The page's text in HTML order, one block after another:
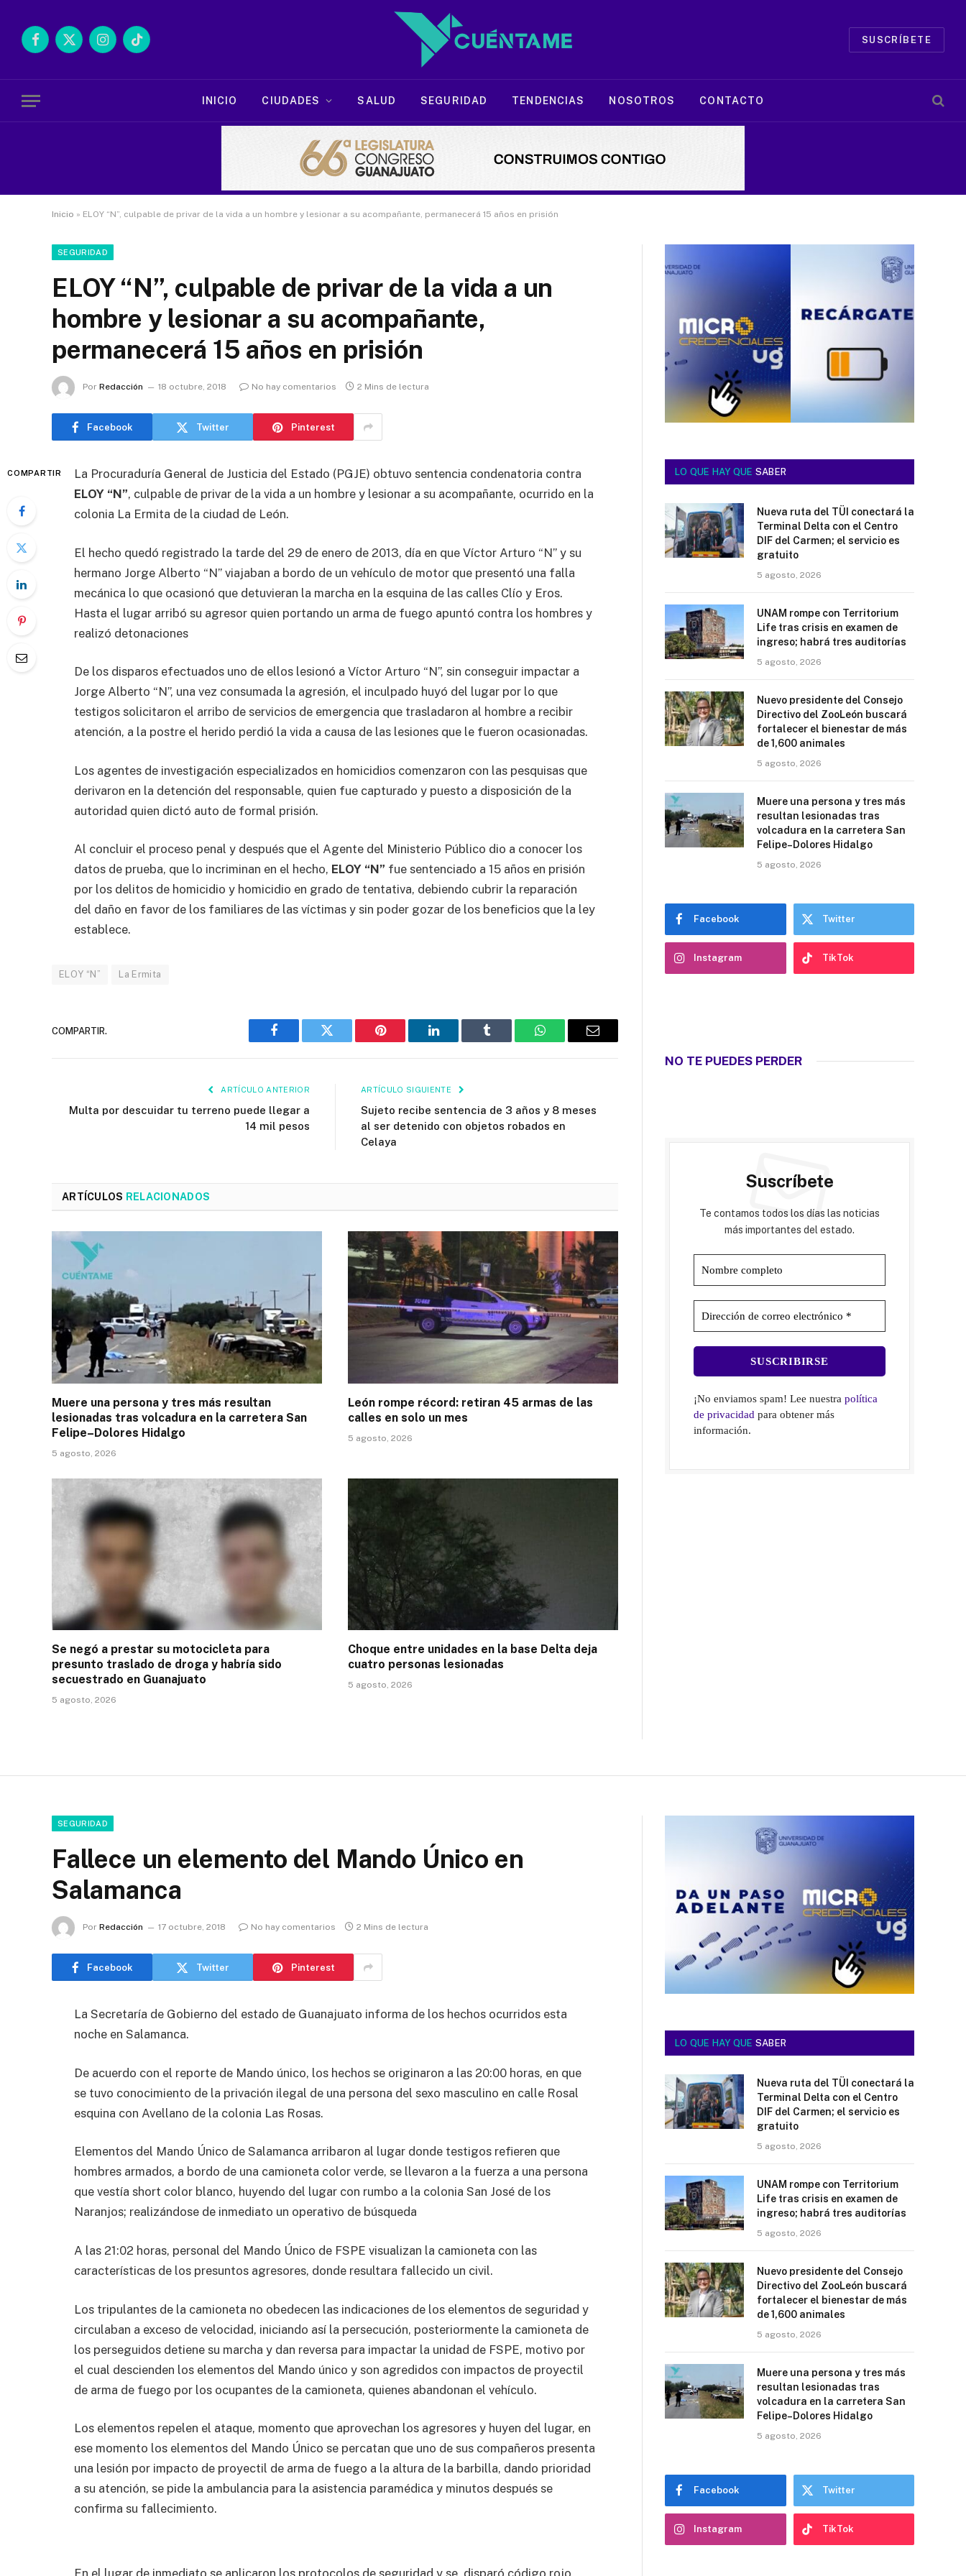
Facebook
X
InstagramTikTok
SUSCRÍBETE
INICIO CIUDADES SALUD SEGURIDAD TENDENCIAS NOSOTROS CONTACTO
Inicio » ELOY “N”, culpable de privar de la vida a un hombre y lesionar a su acompañante, permanecerá 15 años en prisión
SEGURIDAD
ELOY “N”, culpable de privar de la vida a un
hombre y lesionar a su acompañante,
permanecerá 15 años en prisión
Por Redacción 18 octubre, 2018 No hay comentarios 2 Mins de lectura
Facebook Twitter Pinterest
COMPARTIR
La Procuraduría General de Justicia del Estado (PGJE) obtuvo sentencia condenatoria contra
ELOY “N”, culpable de privar de la vida a un hombre y lesionar a su acompañante, ocurrido en la
colonia La Ermita de la ciudad de León.
El hecho quedó registrado la tarde del 29 de enero de 2013, día en que Víctor Arturo “N” y su
hermano Jorge Alberto “N” viajaban a bordo de un vehículo de motor que presentó una falla
mecánica lo que ocasionó que detuvieran la marcha en la esquina de las calles Clío y Eros.
Hasta el lugar arribó su agresor quien portando un arma de fuego apuntó contra los hombres y
realizó detonaciones
De los disparos efectuados uno de ellos lesionó a Víctor Arturo “N”, sin conseguir impactar a
Jorge Alberto “N”, una vez consumada la agresión, el inculpado huyó del lugar por lo que
testigos solicitaron el arribo de servicios de emergencia que trasladaron al hombre a recibir
atención, a la postre el herido perdió la vida a causa de las lesiones que le fueron ocasionadas.
Los agentes de investigación especializados en homicidios comenzaron con las pesquisas que
derivaron en la detención del responsable, quien fue capturado y puesto a disposición de la
autoridad quien dictó auto de formal prisión.
Al concluir el proceso penal y después que el Agente del Ministerio Público dio a conocer los
datos de prueba, que lo incriminan en el hecho, ELOY “N” fue sentenciado a 15 años en prisión
por los delitos de homicidio y homicidio en grado de tentativa, debiendo cubrir la reparación
del daño en favor de los familiares de las víctimas y sin poder gozar de los beneficios que la ley
establece.
ELOY “N” La Ermita
COMPARTIR.
Facebook Twitter Pinterest LinkedIn Tumblr WhatsAppEmail
ARTÍCULO ANTERIOR
Multa por descuidar tu terreno puede llegar a
14 mil pesos
ARTÍCULO SIGUIENTE
Sujeto recibe sentencia de 3 años y 8 meses
al ser detenido con objetos robados en
Celaya
ARTÍCULOS RELACIONADOS
Muere una persona y tres más resultan
lesionadas tras volcadura en la carretera San
Felipe–Dolores Hidalgo
5 agosto, 2026
León rompe récord: retiran 45 armas de las
calles en solo un mes
5 agosto, 2026
Se negó a prestar su motocicleta para
presunto traslado de droga y habría sido
secuestrado en Guanajuato
5 agosto, 2026
Choque entre unidades en la base Delta deja
cuatro personas lesionadas
5 agosto, 2026
LO QUE HAY QUE SABER
Nueva ruta del TÜI conectará la
Terminal Delta con el Centro
DIF del Carmen; el servicio es
gratuito
5 agosto, 2026
UNAM rompe con Territorium
Life tras crisis en examen de
ingreso; habrá tres auditorías
5 agosto, 2026
Nuevo presidente del Consejo
Directivo del ZooLeón buscará
fortalecer el bienestar de más
de 1,600 animales
5 agosto, 2026
Muere una persona y tres más
resultan lesionadas tras
volcadura en la carretera San
Felipe–Dolores Hidalgo
5 agosto, 2026
Facebook Twitter
Instagram TikTok
NO TE PUEDES PERDER
Suscríbete
Te contamos todos los días las noticias
más importantes del estado.
¡No enviamos spam! Lee nuestrapolítica
de privacidad para obtener más
información.
SEGURIDAD
Fallece un elemento del Mando Único en
Salamanca
Por Redacción 17 octubre, 2018 No hay comentarios 2 Mins de lectura
Facebook Twitter Pinterest
La Secretaría de Gobierno del estado de Guanajuato informa de los hechos ocurridos esta
noche en Salamanca.
De acuerdo con el reporte de Mando único, los hechos se originaron a las 20:00 horas, en que
se tuvo conocimiento de la privación ilegal de una persona del sexo masculino en calle Rosal
esquina con Avellano de la colonia Las Rosas.
Elementos del Mando Único de Salamanca arribaron al lugar donde testigos refieren que
hombres armados, a bordo de una camioneta color verde, se llevaron a la fuerza a una persona
que vestía short color blanco, huyendo del lugar con rumbo a la colonia San José de los
Naranjos; realizándose de inmediato un operativo de búsqueda
A las 21:02 horas, personal del Mando Único de FSPE visualizan la camioneta con las
características de los presuntos agresores, donde resultara fallecido un civil.
Los tripulantes de la camioneta no obedecen las indicaciones de los elementos de seguridad y
circulaban a exceso de velocidad, iniciando así la persecución, posteriormente la camioneta de
los perseguidos detiene su marcha y dan reversa para impactar la unidad de FSPE, motivo por
el cual descienden los elementos del Mando único y son agredidos con impactos de proyectil
de arma de fuego por los ocupantes de la camioneta, quienes abandonan el vehículo.
Los elementos repelen el ataque, momento que aprovechan los agresores y huyen del lugar, en
ese momento los elementos del Mando Único se percatan que uno de sus compañeros presenta
una lesión por impacto de proyectil de arma de fuego a la altura de la barbilla, dando prioridad
a su atención, se pide la ambulancia para la asistencia paramédica y minutos después se
confirma su fallecimiento.
LO QUE HAY QUE SABER
Nueva ruta del TÜI conectará la
Terminal Delta con el Centro
DIF del Carmen; el servicio es
gratuito
5 agosto, 2026
UNAM rompe con Territorium
Life tras crisis en examen de
ingreso; habrá tres auditorías
5 agosto, 2026
Nuevo presidente del Consejo
Directivo del ZooLeón buscará
fortalecer el bienestar de más
de 1,600 animales
5 agosto, 2026
Muere una persona y tres más
resultan lesionadas tras
volcadura en la carretera San
Felipe–Dolores Hidalgo
5 agosto, 2026
Facebook Twitter
Instagram TikTok